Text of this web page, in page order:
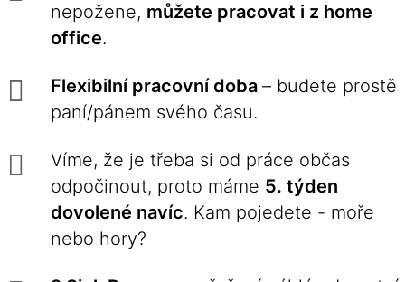
nepožene, můžete pracovat i z home
office.
Flexibilní pracovní doba – budete prostě
paní/pánem svého času.
Víme, že je třeba si od práce občas
odpočinout, proto máme 5. týden
dovolené navíc. Kam pojedete - moře
nebo hory?